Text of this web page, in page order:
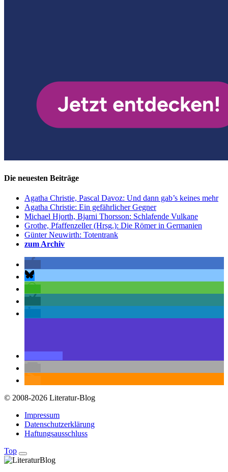
Die neuesten Beiträge
Agatha Christie, Pascal Davoz: Und dann gab’s keines mehr
Agatha Christie: Ein gefährlicher Gegner
Michael Hjorth, Bjarni Thorsson: Schlafende Vulkane
Grothe, Pfaffenzeller (Hrsg.): Die Römer in Germanien
Günter Neuwirth: Totentrank
zum Archiv
© 2008-2026 Literatur-Blog
Impressum
Datenschutzerklärung
Haftungsausschluss
Top